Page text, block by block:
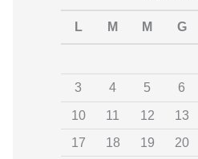
r
c
a
L M M G
3
4 5 6
10 11 12 13
17
18 19 20